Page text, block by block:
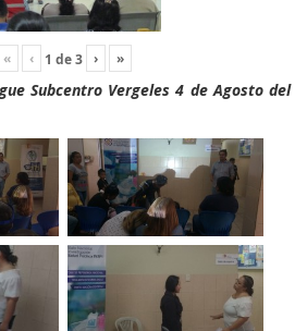
« ‹ 1 de3 › »
Subcentro Vergeles 4 de Agosto del